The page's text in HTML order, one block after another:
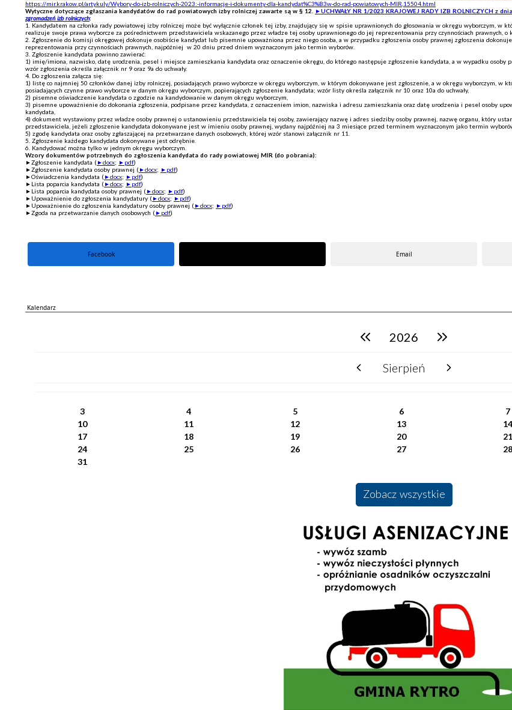
https://mir.krakow.pl/artykuly/Wybory-do-izb-rolniczych-2023:-informacje-i-dokumenty-dla-kandydat%C3%B3w-do-rad-powiatowych-MIR,15504.html
Wytyczne dotyczące zgłaszania kandydatów do rad powiatowych izby rolniczej zawarte są w § 12.
►UCHWAŁY NR 1/2023 KRAJOWEJ RADY IZB ROLNICZYCH z
zgromadzeń izb rolniczych:
1. Kandydatem na członka rady powiatowej izby rolniczej może być wyłącznie członek tej izby, znajdujący się w spisie uprawnionych do głosowania w okręgu wyborczym, w
realizuje swoje prawa wyborcze za pośrednictwem przedstawiciela wskazanego przez władze tej osoby uprawnionego do jej reprezentowania przy czynnościach prawnych, o
2. Zgłoszenie do komisji okręgowej dokonuje osobiście kandydat lub pisemnie upoważniona przez niego osoba, a w przypadku zgłoszenia osoby prawnej zgłoszenia
reprezentowania przy czynnościach prawnych, najpóźniej w 20 dniu przed dniem wyznaczonym jako termin wyborów.
3. Zgłoszenie kandydata powinno zawierać:
1) imię/imiona, nazwisko, datę urodzenia, pesel i miejsce zamieszkania kandydata oraz oznaczenie okręgu, do którego następuje zgłoszenie kandydata, a w wypadku
wzór zgłoszenia określa załącznik nr 9 oraz 9a do uchwały.
4. Do zgłoszenia załącza się:
1) listę co najmniej 50 członków danej izby rolniczej, posiadających prawo wyborcze w okręgu wyborczym, w którym dokonywane jest zgłoszenie, a w okręgu wyborczym, w
posiadających czynne prawo wyborcze w danym okręgu wyborczym, popierających zgłoszenie kandydata; wzór listy określa załącznik nr 10 oraz 10a do uchwały,
2) pisemne oświadczenie kandydata o zgodzie na kandydowanie w danym okręgu wyborczym,
3) pisemne upoważnienie do dokonania zgłoszenia, podpisane przez kandydata, z oznaczeniem imion, nazwiska i adresu zamieszkania oraz datę urodzenia i pesel osoby
kandydata,
4) dokument wystawiony przez władze osoby prawnej o ustanowieniu przedstawiciela tej osoby, zawierający nazwę i adres siedziby osoby prawnej, nazwę organu, który
przedstawiciela, jeżeli zgłoszenie kandydata dokonywane jest w imieniu osoby prawnej, wydany najpóźniej na 3 miesiące przed terminem wyznaczonym jako termin
5) zgodę kandydata oraz osoby zgłaszającej na przetwarzane danych osobowych, której wzór stanowi załącznik nr 11.
5. Zgłoszenie każdego kandydata dokonywane jest odrębnie.
6. Kandydować można tylko w jednym okręgu wyborczym.
Wzory dokumentów potrzebnych do zgłoszenia kandydata do rady powiatowej MIR (do pobrania):
►Zgłoszenie kandydata ( ►docx; ►pdf)
►Zgłoszenie kandydata osoby prawnej ( ►docx; ►pdf)
►Oświadczenia kandydata ( ►docx; ►pdf)
►Lista poparcia kandydata ( ►docx; ►pdf)
►Lista poparcia kandydata osoby prawnej ( ►docx; ►pdf)
►Upoważnienie do zgłoszenia kandydatury ( ►docx; ►pdf)
►Upoważnienie do zgłoszenia kandydatury osoby prawnej ( ►docx; ►pdf)
►Zgoda na przetwarzanie danych osobowych ( ►pdf)
Facebook Email
Kalendarz
poprzedni rok2026 następny rok
poprzedni miesiącSierpień następny miesiąc
3
4 5 6 7
10
11 12 13 14
17
18 19 20 21
24
25 26 27 28
31
Zobacz wszystkie